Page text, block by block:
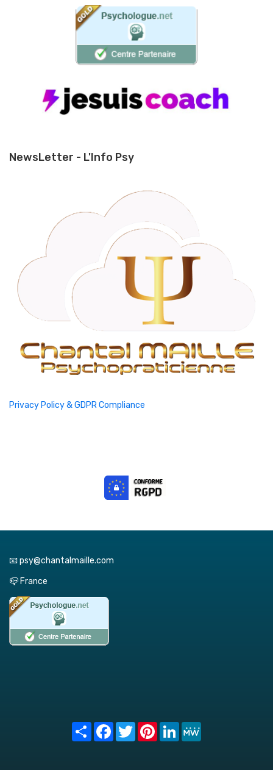
NewsLetter - L'Info Psy
Privacy Policy & GDPR Compliance
📧 psy@chantalmaille.com
📪 France
Share FacebookTwitterPinterest
LinkedIn